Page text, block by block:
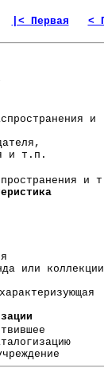
|< Первая <
и
и т.п.
и
или коллекции